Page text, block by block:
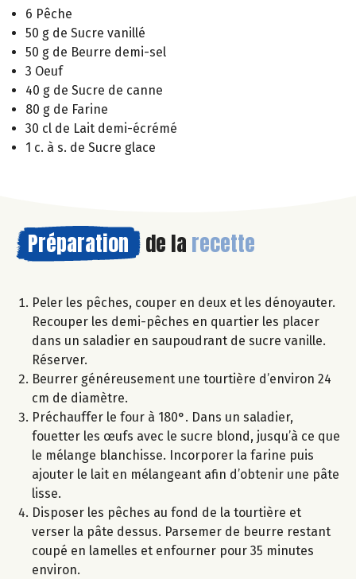
6 Pêche
50 g de Sucre vanillé
50 g de Beurre demi-sel
3 Oeuf
40 g de Sucre de canne
80 g de Farine
30 cl de Lait demi-écrémé
1 c. à s. de Sucre glace
Préparation de la recette
Peler les pêches, couper en deux et les dénoyauter.
Recouper les demi-pêches en quartier les placer
dans un saladier en saupoudrant de sucre vanille.
Réserver.
Beurrer généreusement une tourtière d’environ 24
cm de diamètre.
Préchauffer le four à 180°. Dans un saladier,
fouetter les œufs avec le sucre blond, jusqu’à ce que
le mélange blanchisse. Incorporer la farine puis
ajouter le lait en mélangeant afin d’obtenir une pâte
lisse.
Disposer les pêches au fond de la tourtière et
verser la pâte dessus. Parsemer de beurre restant
coupé en lamelles et enfourner pour 35 minutes
environ.